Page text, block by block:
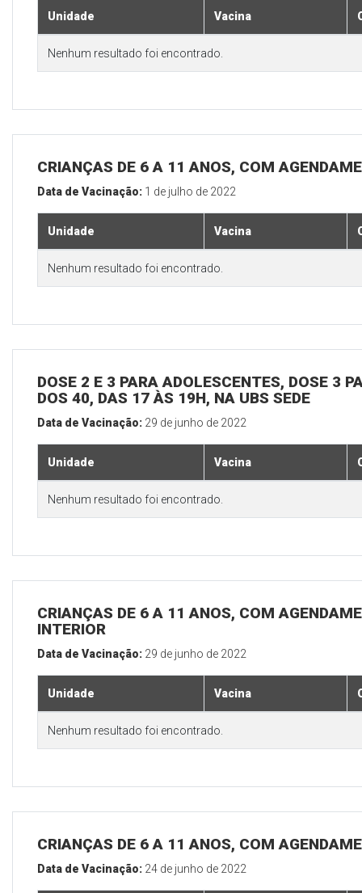
Unidade Vacina
Nenhum resultado foi encontrado.
CRIANÇAS DE 6 A 11 ANOS, COM
Data de Vacinação: 1 de julho de 2022
Unidade Vacina
Nenhum resultado foi encontrado.
DOSE 2 E 3 PARA ADOLESCENTES, DOSE 3
DOS 40, DAS 17 ÀS 19H, NA UBS SEDE
Data de Vacinação: 29 de junho de 2022
Unidade Vacina
Nenhum resultado foi encontrado.
CRIANÇAS DE 6 A 11 ANOS, COM
INTERIOR
Data de Vacinação: 29 de junho de 2022
Unidade Vacina
Nenhum resultado foi encontrado.
CRIANÇAS DE 6 A 11 ANOS, COM
Data de Vacinação: 24 de junho de 2022